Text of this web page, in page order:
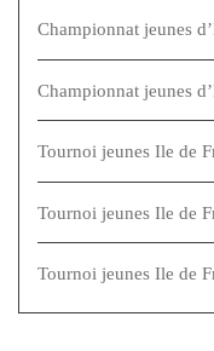
Championnat jeunes
Championnat jeunes
Tournoi jeunes Ile de
Tournoi jeunes Ile de
Tournoi jeunes Ile de